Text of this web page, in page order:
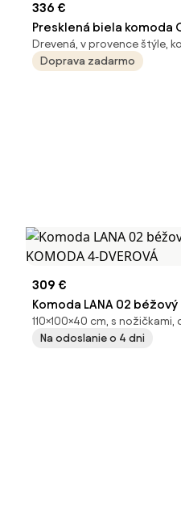
336 €
Presklená biela komoda
Victoria
Drevená, v provence štýle,
Doprava zadarmo
309 €
Komoda LANA 02 béžový
KOMODA 4-DVEROVÁ
110×100×40 cm, s nožičkami,
Na odoslanie o 4 dni